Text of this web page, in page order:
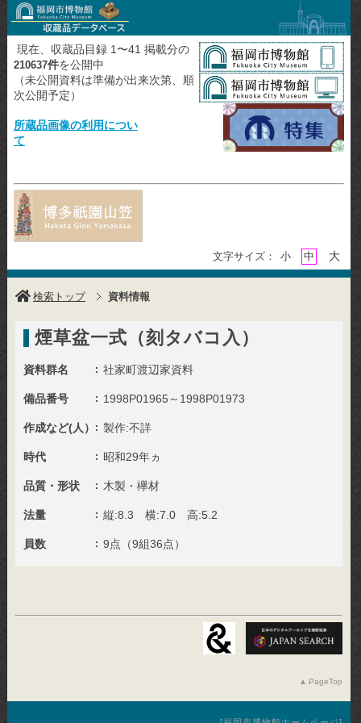
現在、収蔵品目録 1〜41 掲載分の
210637件を公開中
（未公開資料は準備が出来次第、順
次公開予定）
所蔵品画像の利用につい
て
文字サイズ： 小 中 大
検索トップ 資料情報
煙草盆一式（刻タバコ入）
資料群名 社家町渡辺家資料
備品番号 1998P01965～1998P01973
作成など(人） 製作:不詳
時代 昭和29年ヵ
品質・形状 木製・欅材
法量 縦:8.3 横:7.0 高:5.2
員数 9点（9組36点）
PageTop